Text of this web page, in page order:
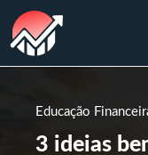
Educação
3 ideias